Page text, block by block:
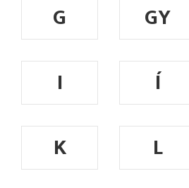
G
GY
I
Í
K
L